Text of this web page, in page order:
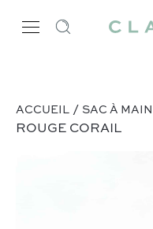
ACCUEIL / SAC À MAIN
ROUGE CORAIL